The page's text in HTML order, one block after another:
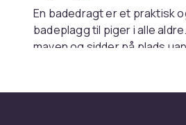
En badedragt er et praktisk
badeplagg til piger i alle
maven og sidder på plads
bredt sortiment af
størrelser og stilarter, fra